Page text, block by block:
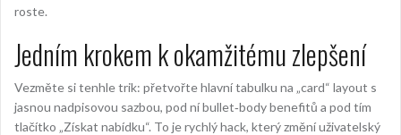
roste.
Jedním krokem k okamžitému zlepšení
Vezměte si tenhle trik: přetvořte hlavní tabulku na „card“ layout s
jasnou nadpisovou sazbou, pod ní bullet‑body benefitů a pod tím
tlačítko „Získat nabídku“. To je rychlý hack, který změní uživatelský